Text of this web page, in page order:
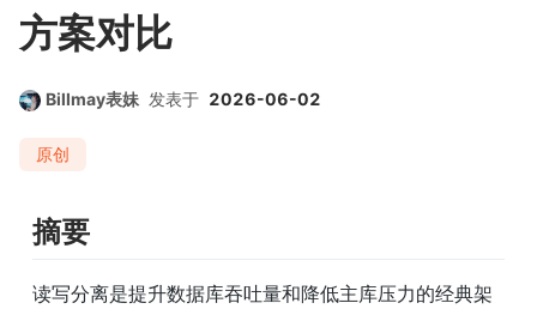
方案对比
Billmay表妹 发表于 2026-06-02
原创
摘要
读写分离是提升数据库吞吐量和降低主库压力的经典架